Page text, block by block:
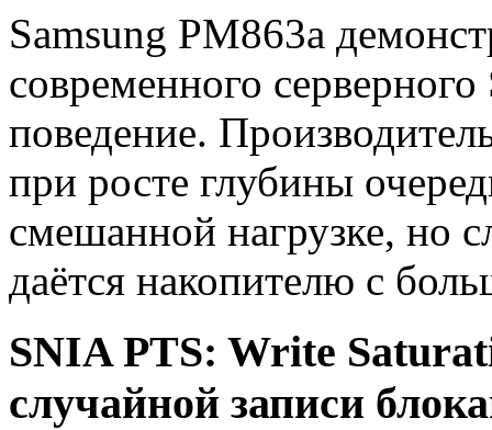
Samsung PM863a
современного
поведение.
при росте глубины
смешанной нагрузке, но
даётся накопителю с
SNIA PTS: Write
случайной записи